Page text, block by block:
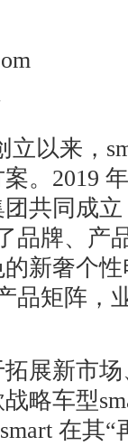
立以来，
。2019
共同成立
品牌、产
新奢个
品矩阵，
展新市场
略车型
在其“